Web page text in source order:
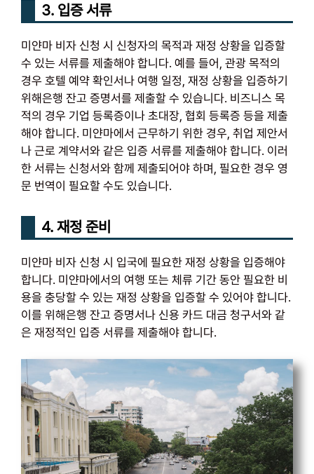
3. 입증 서류
미얀마 비자 신청 시 신청자의 목적과 재정 상황을 입증할
수 있는 서류를 제출해야 합니다. 예를 들어, 관광 목적의
경우 호텔 예약 확인서나 여행 일정, 재정 상황을 입증하기
위해은행 잔고 증명서를 제출할 수 있습니다. 비즈니스 목
적의 경우 기업 등록증이나 초대장, 협회 등록증 등을 제출
해야 합니다. 미얀마에서 근무하기 위한 경우, 취업 제안서
나 근로 계약서와 같은 입증 서류를 제출해야 합니다. 이러
한 서류는 신청서와 함께 제출되어야 하며, 필요한 경우 영
문 번역이 필요할 수도 있습니다.
4. 재정 준비
미얀마 비자 신청 시 입국에 필요한 재정 상황을 입증해야
합니다. 미얀마에서의 여행 또는 체류 기간 동안 필요한 비
용을 충당할 수 있는 재정 상황을 입증할 수 있어야 합니다.
이를 위해은행 잔고 증명서나 신용 카드 대금 청구서와 같
은 재정적인 입증 서류를 제출해야 합니다.